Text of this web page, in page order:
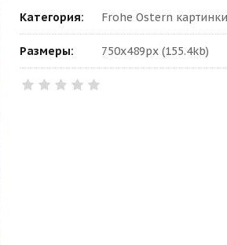
Категория: Frohe Ostern
Размеры: 750x489px (155.4kb)